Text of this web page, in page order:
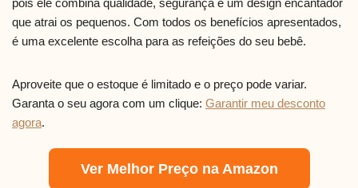
que atrai os pequenos. Com todos os benefícios apresentados,
é uma excelente escolha para as refeições do seu bebê.
Aproveite que o estoque é limitado e o preço pode variar.
Garanta o seu agora com um clique: Garantir meu desconto
agora.
Ver Melhor Preço na Amazon